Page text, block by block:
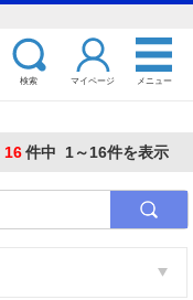
検索 マイページ メニュー
16件中 1～16件を表示